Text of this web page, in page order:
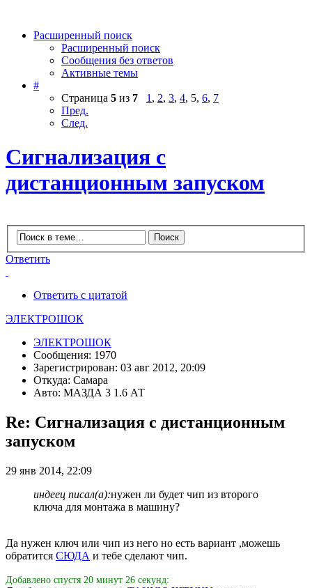
Расширенный поиск
Расширенный поиск
Сообщения без ответов
Активные темы
#
Страница 5 из 7 1 , 2, 3, 4, 5, 6, 7
Пред.
След.
Сигнализация с
дистанционным запуском
Ответить
Ответить с цитатой
ЭЛЕКТРОШОК
ЭЛЕКТРОШОК
Сообщения: 1970
Зарегистрирован: 03 авг 2012, 20:09
Откуда: Самара
Авто: МАЗДА 3 1.6 АТ
Re: Сигнализация с дистанционным
запуском
29 янв 2014, 22:09
индеец писал(а):нужен ли будет чип из второго
ключа для монтажа в машину?
Да нужен ключ или чип из него но есть вариант ,можешь
обратится СЮДА и тебе сделают чип.
Добавлено спустя 20 минут 26 секунд: